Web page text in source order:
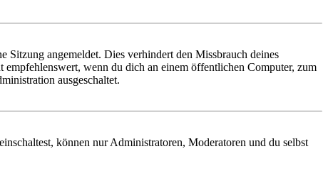
angemeldet. Dies verhindert den Missbrauch deines
wenn du dich an einem öffentlichen Computer, zum
ausgeschaltet.
können nur Administratoren, Moderatoren und du selbst